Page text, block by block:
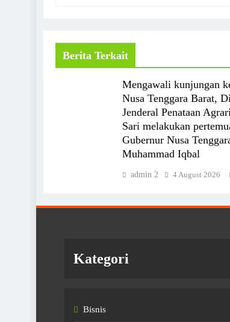
Berita Terkait
Mengawali kunjungan
Nusa Tenggara Barat,
Jenderal Penataan
Sari melakukan
Gubernur Nusa
Muhammad Iqbal
admin 2 4 August 2026
Kategori
Bisnis